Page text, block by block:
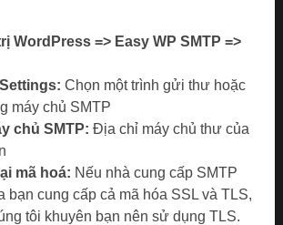
WordPress=> Easy WP SMTP =>
Chọn một trình gửi thư hoặc
máy chủ SMTP
chủ SMTP: Địa chỉ máy chủ thư của
mã hoá: Nếu nhà cung cấp SMTP
bạn cung cấp cả mã hóa SSL và TLS,
tôi khuyên bạn nên sử dụng TLS.